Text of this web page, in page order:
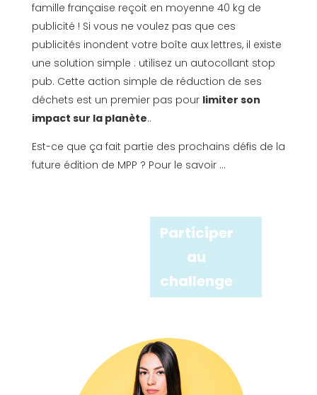
famille française reçoit en moyenne 40 kg de
publicité ! Si vous ne voulez pas que ces
publicités inondent votre boîte aux lettres, il existe
une solution simple : utilisez un autocollant stop
pub. Cette action simple de réduction de ses
déchets est un premier pas pour limiter son
impact sur la planète..
Est-ce que ça fait partie des prochains défis de la
future édition de MPP ? Pour le savoir …
Participer
au
challenge